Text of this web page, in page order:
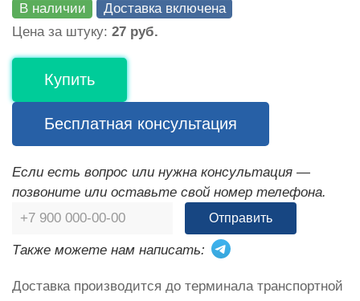
В наличии
Доставка включена
Цена за штуку: 27 руб.
Купить
Бесплатная консультация
Если есть вопрос или нужна консультация —
позвоните или оставьте свой номер телефона.
Отправить
Также можете нам написать:
Доставка производится до терминала транспортной